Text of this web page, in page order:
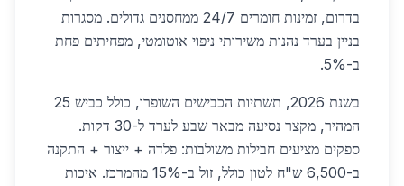
בדרום, זמינות חומרים 24/7 ממחסנים גדולים. מסגרות
בניין בערד נהנות משירותי ניפוי אוטומטי, מפחיתים פחת
ב-5%.
בשנת 2026, תשתיות הכבישים השופרו, כולל כביש 25
המהיר, מקצר נסיעה מבאר שבע לערד ל-30 דקות.
ספקים מציעים חבילות משולבות: פלדה + ייצור + התקנה
ב-6,500 ש"ח לטון כולל, זול ב-15% מהמרכז. איכות